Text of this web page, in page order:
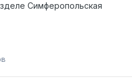
Симферопольская